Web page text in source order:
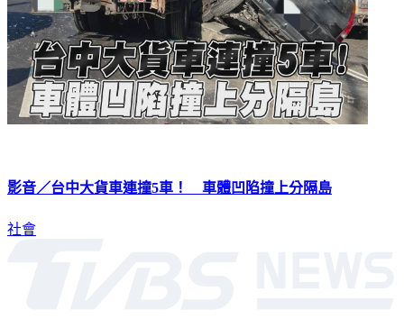
影音／台中大貨車連撞5車！ 車體凹陷撞上分隔島
社會